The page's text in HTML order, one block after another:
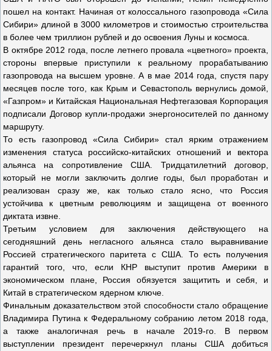
пошел на контакт. Начиная от колоссального газопровода «Сила
Сибири» длиной в 3000 километров и стоимостью строительства
в более чем триллион рублей и до освоения Луны и космоса.
В октябре 2012 года, после летнего провала «цветного» проекта,
стороны впервые приступили к реальному прорабатыванию
газопровода на высшем уровне. А в мае 2014 года, спустя пару
месяцев после того, как Крым и Севастополь вернулись домой,
«Газпром» и Китайская Национальная Нефтегазовая Корпорация
подписали Договор купли-продажи энергоносителей по данному
маршруту.
То есть газопровод «Сила Сибири» стал ярким отражением
изменения статуса российско-китайских отношений и вектора
альянса на сопротивление США. Тридцатилетний договор,
который не могли заключить долгие годы, был проработан и
реализован сразу же, как только стало ясно, что Россия
устойчива к цветным революциям и защищена от военного
диктата извне.
Третьим условием для заключения действующего на
сегодняшний день негласного альянса стало выравнивание
Россией стратегического паритета с США. То есть получения
гарантий того, что, если КНР выступит против Америки в
экономическом плане, Россия обязуется защитить и себя, и
Китай в стратегическом ядерном ключе.
Финальным доказательством этой способности стало обращение
Владимира Путина к Федеральному собранию летом 2018 года,
а также аналогичная речь в начале 2019-го. В первом
выступлении президент перечеркнул планы США добиться